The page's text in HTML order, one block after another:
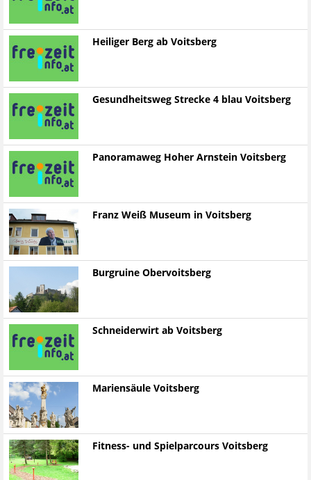
Heiliger Berg ab Voitsberg
Gesundheitsweg Strecke 4 blau Voitsberg
Panoramaweg Hoher Arnstein Voitsberg
Franz Weiß Museum in Voitsberg
Burgruine Obervoitsberg
Schneiderwirt ab Voitsberg
Mariensäule Voitsberg
Fitness- und Spielparcours Voitsberg